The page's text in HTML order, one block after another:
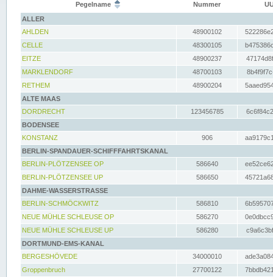
Pegelname Nummer
ALLER
AHLDEN
48900102
CELLE
48300105
EITZE
48900237
MARKLENDORF
48700103
RETHEM
48900204
ALTE MAAS
DORDRECHT
123456785
BODENSEE
KONSTANZ
906
BERLIN-SPANDAUER-SCHIFFFAHRTSKANAL
BERLIN-PLÖTZENSEE OP
586640
BERLIN-PLÖTZENSEE UP
586650
DAHME-WASSERSTRASSE
BERLIN-SCHMÖCKWITZ
586810
NEUE MÜHLE SCHLEUSE OP
586270
NEUE MÜHLE SCHLEUSE UP
586280
DORTMUND-EMS-KANAL
BERGESHÖVEDE
34000010
Groppenbruch
27700122